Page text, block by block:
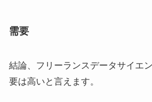
需要
結論、フリーランスデータサイエ
要は高いと言えます。